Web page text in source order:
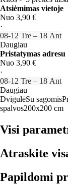
Atsiėmimas vietoje
Nuo 3,90 €
·
08‑12 Tre – 18 Ant
Daugiau
Pristatymas adresu
Nuo 3,90 €
·
08‑12 Tre – 18 Ant
Daugiau
DvigulėSu sagomis
spalvos200x200 cm
Visi
Atraskite
Papildomi